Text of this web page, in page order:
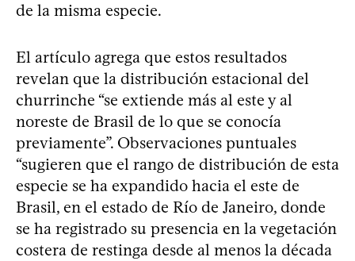
de la misma especie.
El artículo agrega que estos resultados
revelan que la distribución estacional del
churrinche “se extiende más al este y al
noreste de Brasil de lo que se conocía
previamente”. Observaciones puntuales
“sugieren que el rango de distribución de esta
especie se ha expandido hacia el este de
Brasil, en el estado de Río de Janeiro, donde
se ha registrado su presencia en la vegetación
costera de restinga desde al menos la década